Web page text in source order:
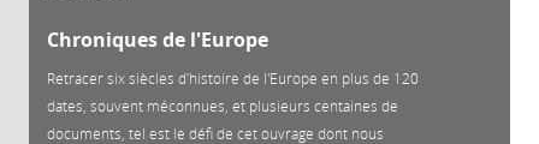
Chroniques de l'Europe
Retracer six siècles d'histoire de l'Europe en plus de 120
dates, souvent méconnues, et plusieurs centaines de
documents, tel est le défi de cet ouvrage dont nous